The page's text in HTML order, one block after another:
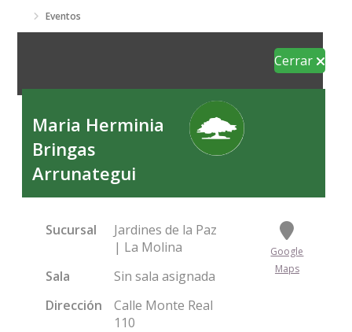
Eventos
Cerrar
Maria Herminia
Bringas
Arrunategui
Sucursal
Jardines de la Paz
| La Molina
Sala
Sin sala asignada
Dirección
Calle Monte Real
110
Google
Maps